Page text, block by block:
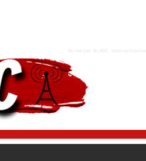
As notícias do ABC, onde você estiver